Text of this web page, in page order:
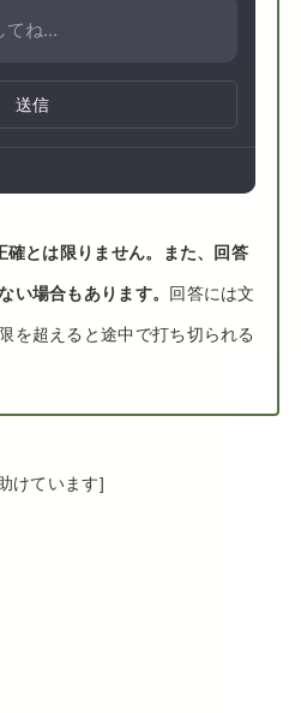
送信
とは限りません。また、回答
い場合もあります。 回答には文
を超えると途中で打ち切られる
けています]